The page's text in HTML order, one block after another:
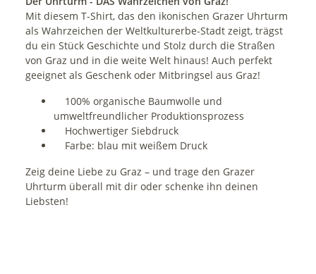
Mit diesem T-Shirt, das den ikonischen Grazer Uhrturm
als Wahrzeichen der Weltkulturerbe-Stadt zeigt, trägst
du ein Stück Geschichte und Stolz durch die Straßen
von Graz und in die weite Welt hinaus! Auch perfekt
geeignet als Geschenk oder Mitbringsel aus Graz!
100% organische Baumwolle und
umweltfreundlicher Produktionsprozess
Hochwertiger Siebdruck
Farbe: blau mit weißem Druck
Zeig deine Liebe zu Graz – und trage den Grazer
Uhrturm überall mit dir oder schenke ihn deinen
Liebsten!